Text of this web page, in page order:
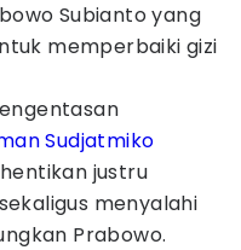
Subianto yang
memperbaiki gizi
Sudjatmiko
justru
menyalahi
Prabowo.